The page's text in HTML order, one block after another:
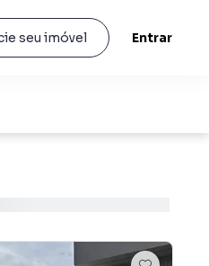
seu imóvel Entrar